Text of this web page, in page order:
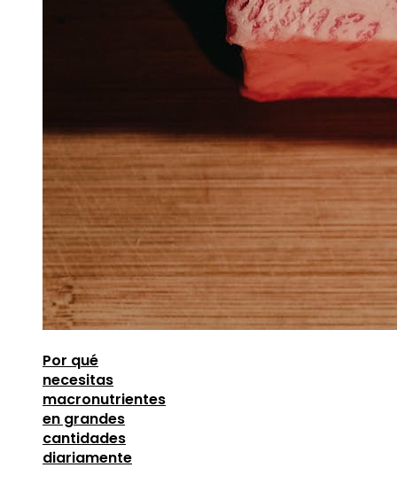
Por qué
necesitas
macronutrientes
en grandes
cantidades
diariamente